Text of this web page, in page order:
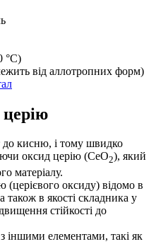
°C)
від аллотропних форм)
церію
до кисню, і тому швидко
оксид церію (CeO2), який
матеріалу.
(церієвого оксиду) відомо в
також в якості складника у
стійкості до
іншими елементами, такі як